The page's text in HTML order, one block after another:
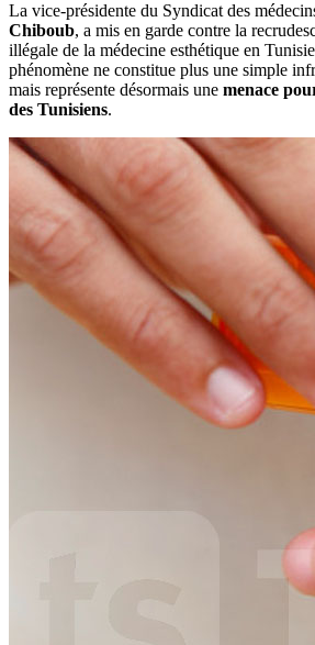
La vice-présidente du Syndicat des
Chiboub, a mis en garde contre la
illégale de la médecine esthétique en
phénomène ne constitue plus une simple
mais représente désormais une menace
des Tunisiens.